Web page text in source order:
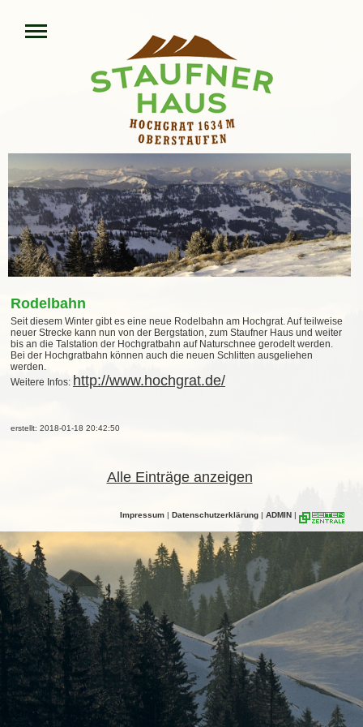
Rodelbahn
Seit diesem Winter gibt es eine neue Rodelbahn am Hochgrat. Auf teilweise
neuer Strecke kann nun von der Bergstation, zum Staufner Haus und weiter
bis an die Talstation der Hochgratbahn auf Naturschnee gerodelt werden.
Bei der Hochgratbahn können auch die neuen Schlitten ausgeliehen
werden.
Weitere Infos: http://www.hochgrat.de/
erstellt: 2018-01-18 20:42:50
Alle Einträge anzeigen
Impressum | Datenschutzerklärung | ADMIN |